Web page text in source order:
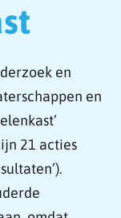
en
en
21 acties